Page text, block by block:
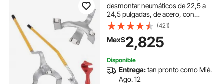
desmontar neumáticos de 22,5 a
24,5 pulgadas, de acero, con
soporte adicional para talón,
destalonador para camiones sin
cámara, 3 herramientas para
cambiar neumáticos, color naranja
(421)
Mex$2,825
Disponible
Entrega:tan pronto como Mié.
Ago. 12